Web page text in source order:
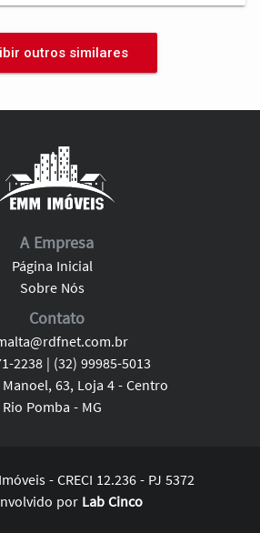
outros similares
A Empresa
Página Inicial
Sobre Nós
Contato
2238 | (32) 99985-5013
Manoel, 63, Loja 4 - Centro
Rio Pomba - MG
- CRECI 12.236 - PJ 5372
por Lab Cinco